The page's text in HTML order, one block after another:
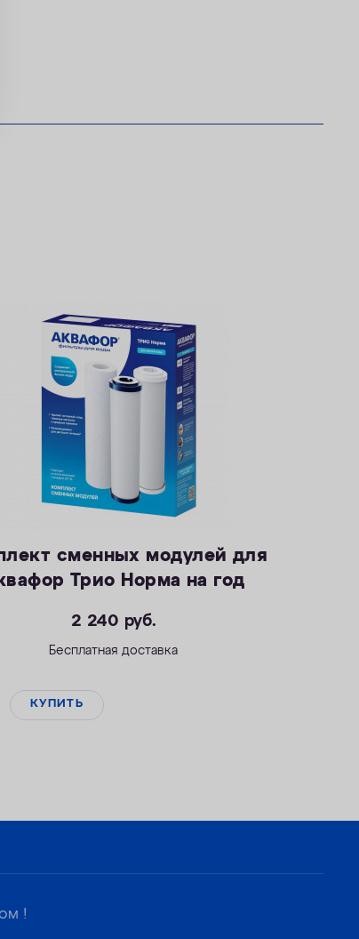
сменных модулей для
Трио Норма на год
2 240 руб.
Бесплатная доставка
КУПИТЬ
!